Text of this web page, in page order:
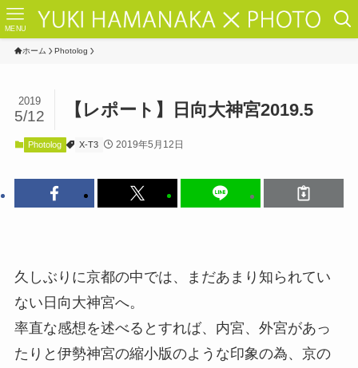
MENU
ホーム Photolog
【レポート】日向大神宮2019.5
2019
5/12
Photolog X-T3 2019年5月12日
久しぶりに京都の中では、まだあまり知られてい
ない日向大神宮へ。
率直な感想を述べるとすれば、内宮、外宮があっ
たりと伊勢神宮の縮小版のような印象の為、京の